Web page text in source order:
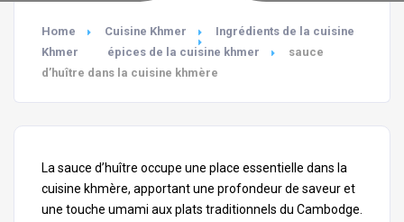
Home Cuisine Khmer
Ingrédients de la cuisine
Khmer
épices de la cuisine khmer
sauce
d’huître dans la cuisine khmère
La sauce d’huître occupe une place essentielle dans la
cuisine khmère, apportant une profondeur de saveur et
une touche umami aux plats traditionnels du Cambodge.